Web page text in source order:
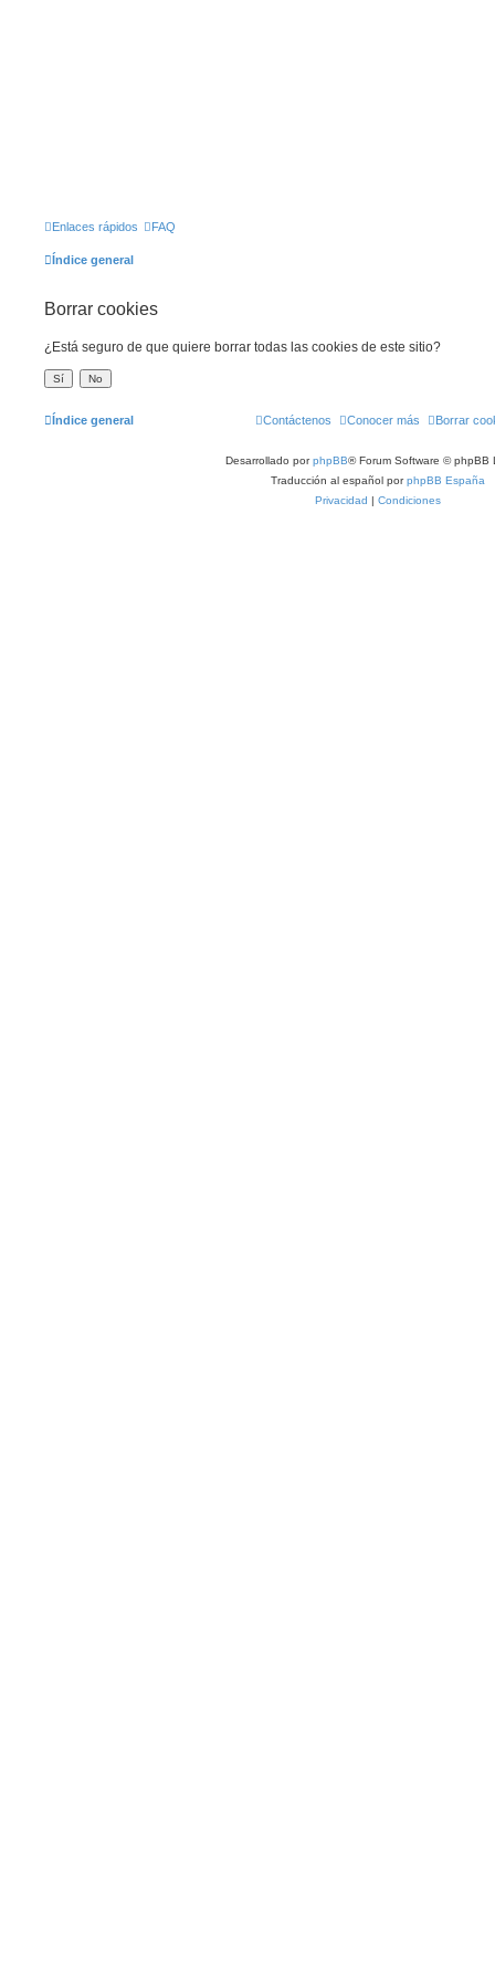
Enlaces rápidos FAQ
Índice general
Borrar cookies
¿Está seguro de que quiere borrar todas las cookies de este sitio?
Índice general Borrar
Conocer más
Contáctenos
Desarrollado porphpBB® Forum Software © phpBB
Traducción al español porphpBB España
Privacidad | Condiciones